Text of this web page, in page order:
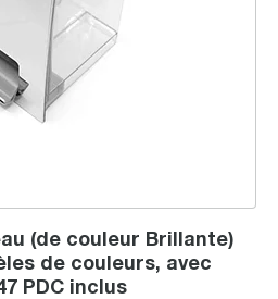
(de couleur Brillante)
de couleurs, avec
PDC inclus